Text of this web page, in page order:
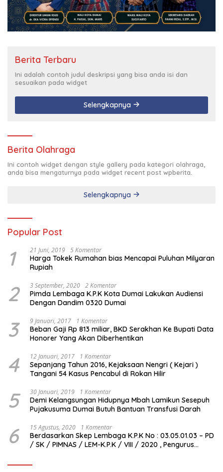
Berita Terbaru
Ini adalah contoh judul deskripsi yang bisa anda isi dan
sesuaikan pada widget
Selengkapnya
Berita Olahraga
Ini contoh widget dengan style gallery pada kategori olahraga,
anda bisa mengaturnya pada widget recent post wpberita.
Selengkapnya
Popular Post
1 21 Juni, 2019 5 Komentar
Harga Tokek Rumahan bias Mencapai Puluhan Milyaran
Rupiah
2 3 September, 2020 2 Komentar
Pimda Lembaga K.P.K Kota Dumai Lakukan Audiensi
Dengan Dandim 0320 Dumai
3 9 Januari, 2017 1 Komentar
Beban Gaji Rp 813 miliar, BKD Serakhan Ke Bupati Data
Honorer Yang Akan Diberhentikan
4 12 Januari, 2017 1 Komentar
Sepanjang Tahun 2016, Kejaksaan Nengri ( Kejari )
Tangani 54 Kasus Pencabul di Rokan Hilir
5 30 Januari, 2019 1 Komentar
Demi Kelangsungan Hidupnya Mbah Lamikun Sesepuh
Pujakusuma Dumai Butuh Bantuan Transfusi Darah
6 15 Agustus, 2020 1 Komentar
Berdasarkan Skep Lembaga K.P.K No : 03.05.01.03 – PD
/ SK / PIMNAS / LEM-K.P.K / VIII / 2020 , Pengurus